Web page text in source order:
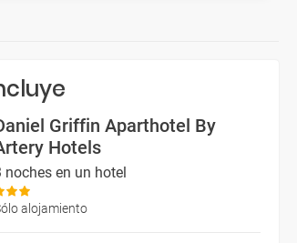
Griffin Aparthotel By
Hotels
noches en un hotel
alojamiento